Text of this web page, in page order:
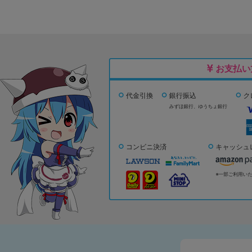
お支払
代金引換 銀行振込
みずほ銀行、 ゆうちょ銀行
コンビニ決済 キャッシュ
※一部ご利用い